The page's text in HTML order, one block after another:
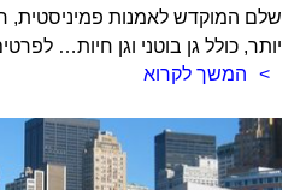
שלם המוקדש לאמנות פמיניסטית,
יותר, כולל גן בוטני וגן חיות…
המשך לקרוא